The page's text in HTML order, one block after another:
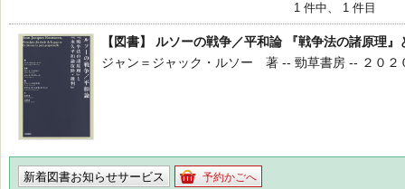
1 件中、 1 件目
【図書】 ルソーの戦争／平和論 『戦争法の諸原理
ジャン＝ジャック・ルソー 著 -- 勁草書房 -- ２０２
新着図書お知らせサービス 予約かごへ